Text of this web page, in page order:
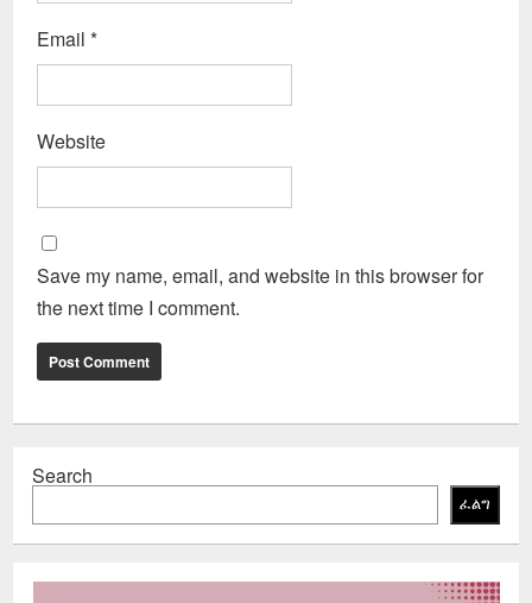
Email*
Website
Save my name, email, and website in this browser for
the next time I comment.
Search
ፈልግ